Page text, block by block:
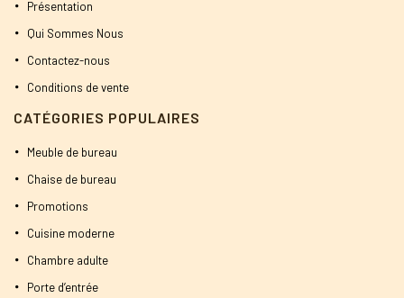
Présentation
Qui Sommes Nous
Contactez-nous
Conditions de vente
CATÉGORIES POPULAIRES
Meuble de bureau
Chaise de bureau
Promotions
Cuisine moderne
Chambre adulte
Porte d’entrée